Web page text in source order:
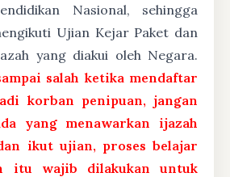
Nasional, sehingga
Ujian Kejar Paket dan
yang diakui oleh Negara.
salah ketika mendaftar
korban penipuan, jangan
yang menawarkan ijazah
ikut ujian, proses belajar
itu wajib dilakukan untuk